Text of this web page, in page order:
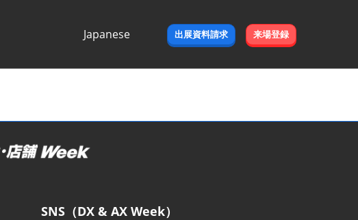
Japanese
出展資料請求 来場登録
SNS（DX & AX Week）